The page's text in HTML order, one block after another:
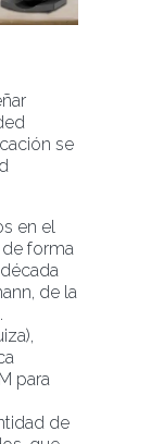
se
en el
forma
de la
para
de